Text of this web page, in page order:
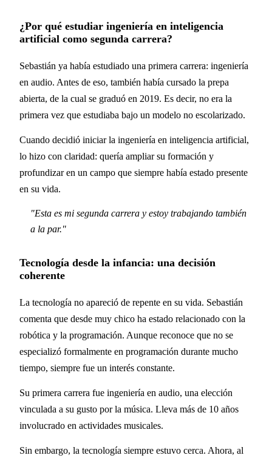
¿Por qué estudiar ingeniería en inteligencia
artificial como segunda carrera?
Sebastián ya había estudiado una primera carrera: ingeniería
en audio. Antes de eso, también había cursado la prepa
abierta, de la cual se graduó en 2019. Es decir, no era la
primera vez que estudiaba bajo un modelo no escolarizado.
Cuando decidió iniciar la ingeniería en inteligencia artificial,
lo hizo con claridad: quería ampliar su formación y
profundizar en un campo que siempre había estado presente
en su vida.
"Esta es mi segunda carrera y estoy trabajando también
a la par."
Tecnología desde la infancia: una decisión
coherente
La tecnología no apareció de repente en su vida. Sebastián
comenta que desde muy chico ha estado relacionado con la
robótica y la programación. Aunque reconoce que no se
especializó formalmente en programación durante mucho
tiempo, siempre fue un interés constante.
Su primera carrera fue ingeniería en audio, una elección
vinculada a su gusto por la música. Lleva más de 10 años
involucrado en actividades musicales.
Sin embargo, la tecnología siempre estuvo cerca. Ahora, al